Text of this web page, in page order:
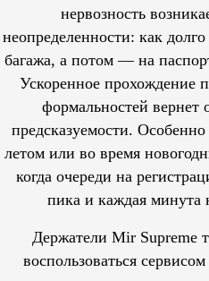
нервозность
неопределенности: как долго
багажа, а потом — на
Ускоренное прохождение
формальностей
предсказуемости. Особенно
летом или во время
когда очереди на
пика и каждая минута
Держатели Mir Supreme
воспользоваться